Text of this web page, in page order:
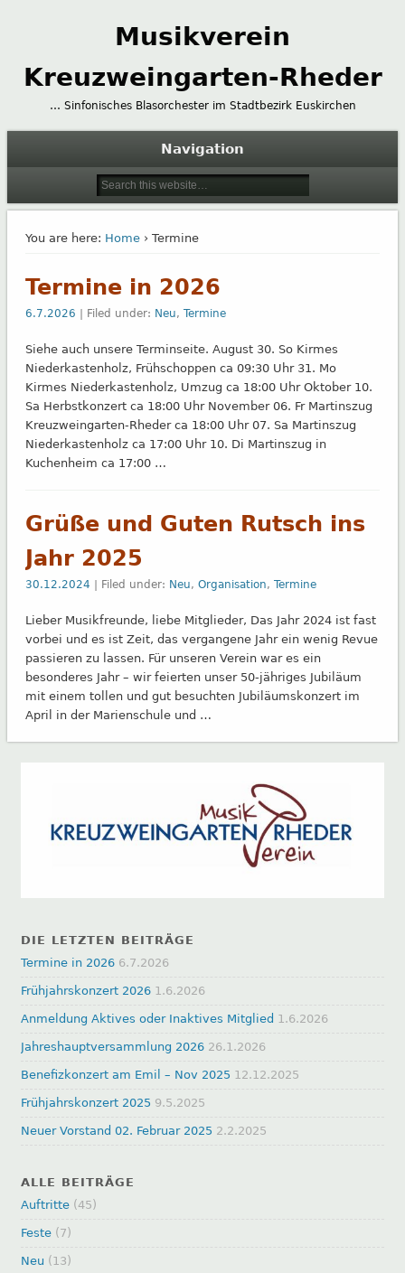
Musikverein
Kreuzweingarten-Rheder
… Sinfonisches Blasorchester im Stadtbezirk Euskirchen
Navigation
You are here: Home› Termine
Termine in 2026
6.7.2026 | Filed under: Neu, Termine
Siehe auch unsere Terminseite. August 30. So Kirmes
Niederkastenholz, Frühschoppen ca 09:30 Uhr 31. Mo
Kirmes Niederkastenholz, Umzug ca 18:00 Uhr Oktober 10.
Sa Herbstkonzert ca 18:00 Uhr November 06. Fr Martinszug
Kreuzweingarten-Rheder ca 18:00 Uhr 07. Sa Martinszug
Niederkastenholz ca 17:00 Uhr 10. Di Martinszug in
Kuchenheim ca 17:00 …
Grüße und Guten Rutsch ins
Jahr 2025
30.12.2024 | Filed under: Neu, Organisation, Termine
Lieber Musikfreunde, liebe Mitglieder, Das Jahr 2024 ist fast
vorbei und es ist Zeit, das vergangene Jahr ein wenig Revue
passieren zu lassen. Für unseren Verein war es ein
besonderes Jahr – wir feierten unser 50-jähriges Jubiläum
mit einem tollen und gut besuchten Jubiläumskonzert im
April in der Marienschule und …
DIE LETZTEN BEITRÄGE
Termine in 2026 6.7.2026
Frühjahrskonzert 2026 1.6.2026
Anmeldung Aktives oder Inaktives Mitglied 1.6.2026
Jahreshauptversammlung 2026 26.1.2026
Benefizkonzert am Emil – Nov 2025 12.12.2025
Frühjahrskonzert 2025 9.5.2025
Neuer Vorstand 02. Februar 2025 2.2.2025
ALLE BEITRÄGE
Auftritte (45)
Feste (7)
Neu (13)